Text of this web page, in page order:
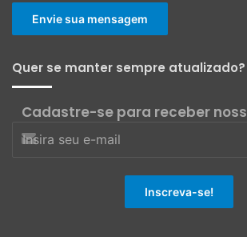
Envie sua mensagem
Quer se manter sempre atualizado?
Cadastre-se para receber